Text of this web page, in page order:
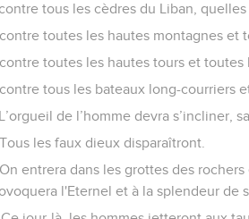
contre tous les cèdres du Liban,
contre toutes les hautes montagnes et
contre toutes les hautes tours et toutes
contre tous les bateaux long-courriers
L’orgueil de l’homme devra s’incliner,
Tous les faux dieux disparaîtront.
On entrera dans les grottes des
l'Eternel et à la splendeur de